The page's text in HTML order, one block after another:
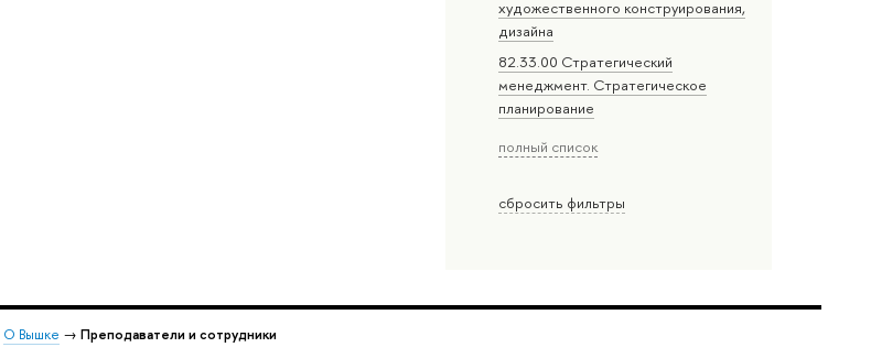
художественного конструирования,
дизайна
82.33.00 Стратегический
менеджмент. Стратегическое
планирование
полный список
сбросить фильтры
О Вышке → Преподаватели и сотрудники